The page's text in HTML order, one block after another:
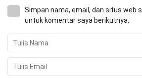
Simpan nama, email, dan situs web
untuk komentar saya berikutnya.